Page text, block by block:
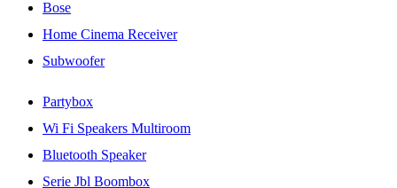
Bose
Home Cinema Receiver
Subwoofer
Partybox
Wi Fi Speakers Multiroom
Bluetooth Speaker
Serie Jbl Boombox